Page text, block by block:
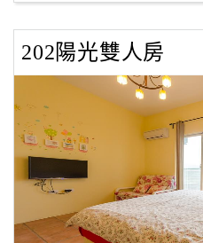
客
服
聯
Line
線
客
202陽光雙人房